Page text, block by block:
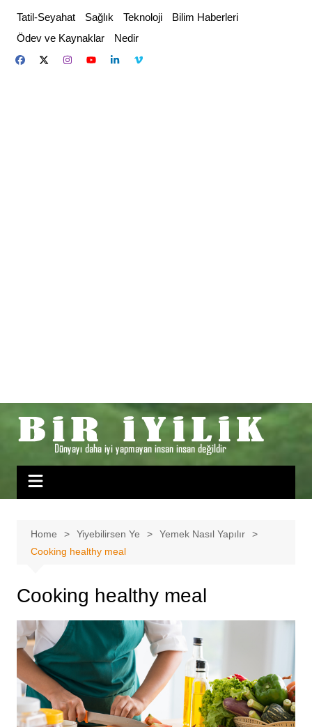
content
Tatil-Seyahat Sağlık Teknoloji
Bilim Haberleri
Ödev ve Kaynaklar
Nedir
Home Yiyebilirsen Ye
Yemek Nasıl Yapılır
Cooking healthy meal
Cooking healthy meal